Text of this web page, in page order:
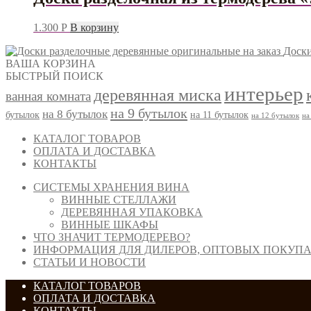
1.300 Р В корзину
ВАША КОРЗИНА
БЫСТРЫЙ ПОИСК
ванная комната деревянная миска интерьер
бутылок на 8 бутылок на 9 бутылок на 11 бутылок на 12 бутылок на
КАТАЛОГ ТОВАРОВ
ОПЛАТА И ДОСТАВКА
КОНТАКТЫ
СИСТЕМЫ ХРАНЕНИЯ ВИНА
ВИННЫЕ СТЕЛЛАЖИ
ДЕРЕВЯННАЯ УПАКОВКА
ВИННЫЕ ШКАФЫ
ЧТО ЗНАЧИТ ТЕРМОДЕРЕВО?
ИНФОРМАЦИЯ ДЛЯ ДИЛЕРОВ, ОПТОВЫХ
СТАТЬИ И НОВОСТИ
КАТАЛОГ ТОВАРОВ
ОПЛАТА И ДОСТАВКА